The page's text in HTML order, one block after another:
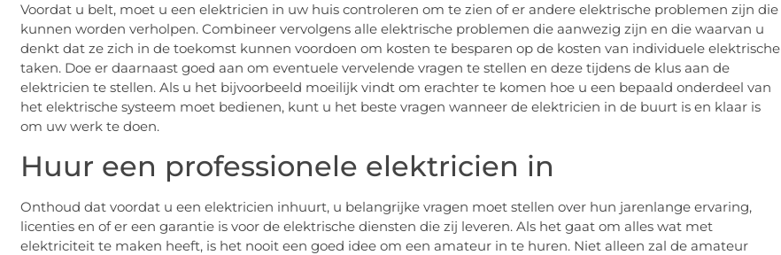
Voordat u belt, moet u een elektricien in uw huis controleren om te zien of er andere elektrische problemen zijn die
kunnen worden verholpen. Combineer vervolgens alle elektrische problemen die aanwezig zijn en die waarvan u
denkt dat ze zich in de toekomst kunnen voordoen om kosten te besparen op de kosten van individuele elektrische
taken. Doe er daarnaast goed aan om eventuele vervelende vragen te stellen en deze tijdens de klus aan de
elektricien te stellen. Als u het bijvoorbeeld moeilijk vindt om erachter te komen hoe u een bepaald onderdeel van
het elektrische systeem moet bedienen, kunt u het beste vragen wanneer de elektricien in de buurt is en klaar is
om uw werk te doen.
Huur een professionele elektricien in
Onthoud dat voordat u een elektricien inhuurt, u belangrijke vragen moet stellen over hun jarenlange ervaring,
licenties en of er een garantie is voor de elektrische diensten die zij leveren. Als het gaat om alles wat met
elektriciteit te maken heeft, is het nooit een goed idee om een ​​amateur in te huren. Niet alleen zal de amateur